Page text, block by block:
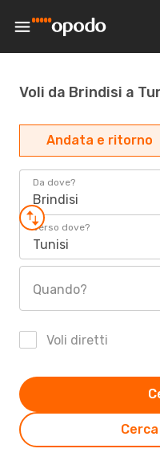
Voli da Brindisi a
Andata e ritorno
Da dove?
Brindisi
Verso dove?
Tunisi
Quando?
Voli diretti